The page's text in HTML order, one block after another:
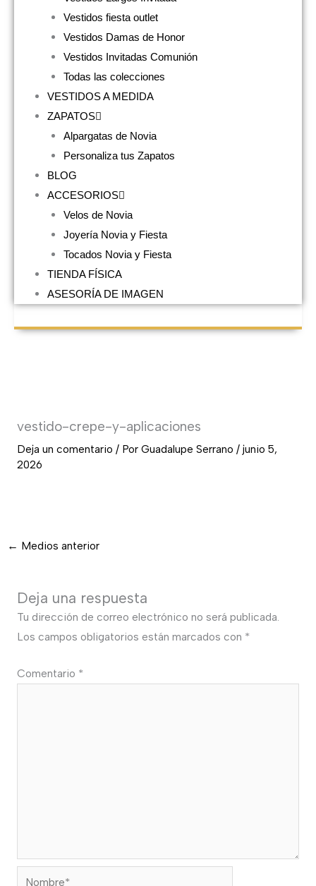
Vestidos fiesta outlet
Vestidos Damas de Honor
Vestidos Invitadas Comunión
Todas las colecciones
VESTIDOS A MEDIDA
ZAPATOS
Alpargatas de Novia
Personaliza tus Zapatos
BLOG
ACCESORIOS
Velos de Novia
Joyería Novia y Fiesta
Tocados Novia y Fiesta
TIENDA FÍSICA
ASESORÍA DE IMAGEN
vestido-crepe-y-aplicaciones
Deja un comentario / Por Guadalupe Serrano / junio 5,
2026
← Medios anterior
Deja una respuesta
Tu dirección de correo electrónico no será publicada.
Los campos obligatorios están marcados con *
Comentario *
Nombre*